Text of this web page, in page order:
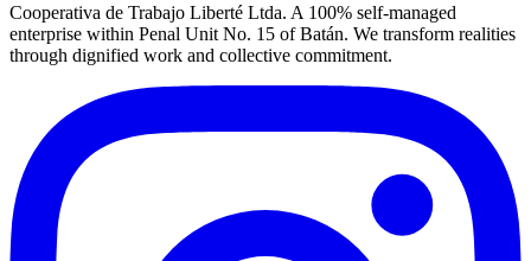
Cooperativa de Trabajo Liberté Ltda. A 100% self-managed
enterprise within Penal Unit No. 15 of Batán. We transform realities
through dignified work and collective commitment.